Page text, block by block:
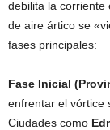
debilita la corriente
de aire ártico se
fases principales:
Fase Inicial
enfrentar el vórtice
Ciudades como